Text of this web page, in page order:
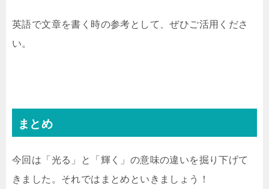
英語で文章を書く時の参考として、ぜひご活用くださ
い。
まとめ
今回は「光る」と「輝く」の意味の違いを掘り下げて
きました。それではまとめといきましょう！